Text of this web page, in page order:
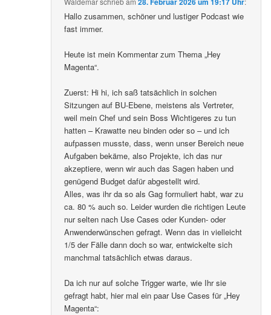
Hallo zusammen, schöner und lustiger Podcast wie
fast immer.
Heute ist mein Kommentar zum Thema „Hey
Magenta“.
Zuerst: Hi hi, ich saß tatsächlich in solchen
Sitzungen auf BU-Ebene, meistens als Vertreter,
weil mein Chef und sein Boss Wichtigeres zu tun
hatten – Krawatte neu binden oder so – und ich
aufpassen musste, dass, wenn unser Bereich neue
Aufgaben bekäme, also Projekte, ich das nur
akzeptiere, wenn wir auch das Sagen haben und
genügend Budget dafür abgestellt wird.
Alles, was ihr da so als Gag formuliert habt, war zu
ca. 80 % auch so. Leider wurden die richtigen Leute
nur selten nach Use Cases oder Kunden- oder
Anwenderwünschen gefragt. Wenn das in vielleicht
1/5 der Fälle dann doch so war, entwickelte sich
manchmal tatsächlich etwas daraus.
Da ich nur auf solche Trigger warte, wie Ihr sie
gefragt habt, hier mal ein paar Use Cases für „Hey
Magenta“: